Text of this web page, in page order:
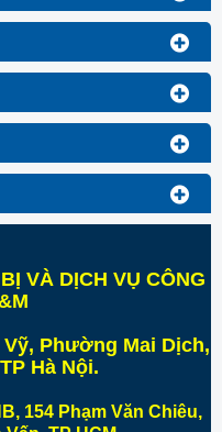
VÀ DỊCH VỤ CÔNG
Vỹ, Phường Mai Dịch,
Hà Nội.
154 Phạm Văn Chiêu,